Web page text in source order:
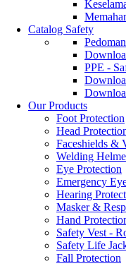
Catalog Safety
PPE -
Our Products
Foot Protection
Head
Faceshields &
Welding
Eye Protection
Emergency
Hearing
Masker &
Hand
Safety Vest -
Safety Life
Fall Protection